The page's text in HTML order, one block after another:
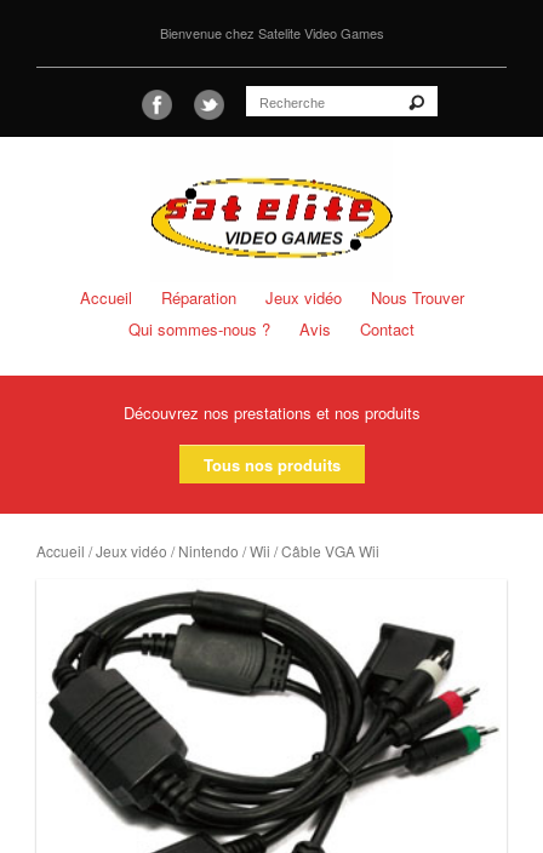
Bienvenue chez Satelite Video Games
Accueil Réparation Jeux vidéo
Nous Trouver
Qui sommes-nous ?
Avis Contact
Découvrez nos prestations et nos produits
Tous nos produits
Accueil /Jeux vidéo /Nintendo /Wii / Câble VGA Wii